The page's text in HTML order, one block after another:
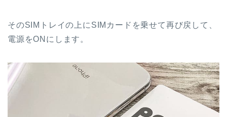
そのSIMトレイの上にSIMカードを乗せて再び戻して、
電源をONにします。